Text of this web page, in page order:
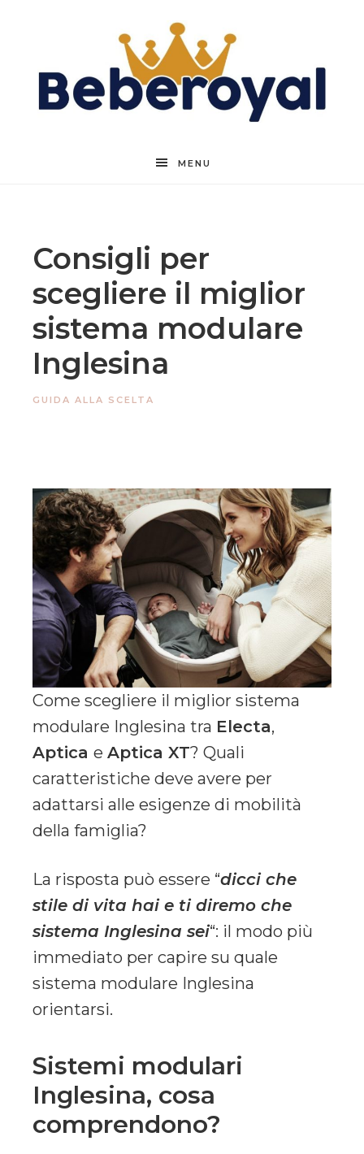
Beberoyal
MENU
Consigli per
scegliere il miglior
sistema modulare
Inglesina
GUIDA ALLA SCELTA
Come scegliere il miglior sistema
modulare Inglesina tra Electa,
Aptica e Aptica XT? Quali
caratteristiche deve avere per
adattarsi alle esigenze di mobilità
della famiglia?
La risposta può essere “dicci che
stile di vita hai e ti diremo che
sistema Inglesina sei“: il modo più
immediato per capire su quale
sistema modulare Inglesina
orientarsi.
Sistemi modulari
Inglesina, cosa
comprendono?